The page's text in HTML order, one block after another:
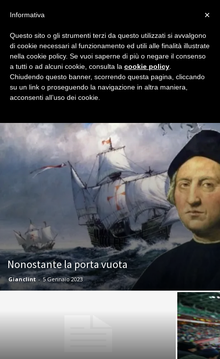
Home Redazionali Sermoni Pagina 4
SERMONI
I Sermoni di Milan Night, quello che pensiamo su squadra e
società senza sconti per nessuno.
Nonostante la porta vuota
Gianclint - 5 Gennaio 2023
×
Informativa
Questo sito o gli strumenti terzi da questo utilizzati si avvalgono
di cookie necessari al funzionamento ed utili alle finalità illustrate
nella cookie policy. Se vuoi saperne di più o negare il consenso
a tutti o ad alcuni cookie, consulta la cookie policy
Chiudendo questo banner, scorrendo questa pagina, cliccando
su un link o proseguendo la navigazione in altra maniera,
acconsenti all’uso dei cookie.